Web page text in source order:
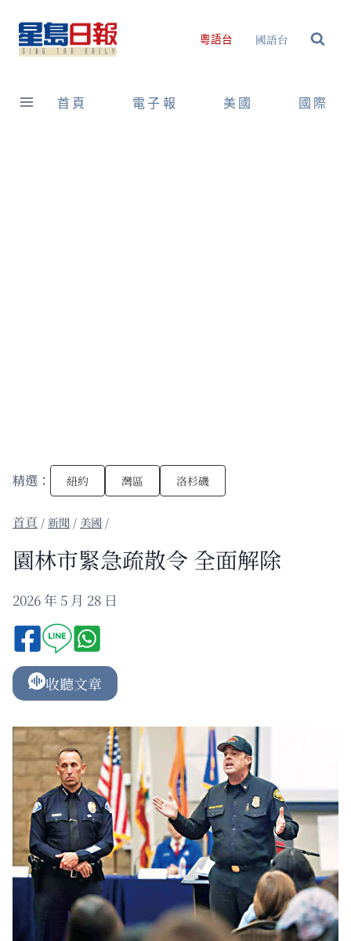
content
粵語台 國語台
首頁 電子報 美國 國際
精選： 紐約 灣區 洛杉磯
/新聞 / 美國 /
園林市緊急疏散令 全面解除
2026 年 5 月 28 日
收聽文章